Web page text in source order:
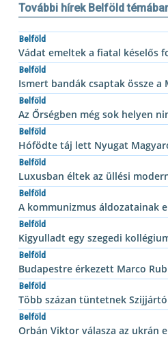
További hírek Belföld
Belföld
Vádat emeltek a fiatal késelős
Belföld
Ismert bandák csaptak össze a
Belföld
Az Őrségben még sok helyen
Belföld
Hófödte táj lett Nyugat
Belföld
Luxusban éltek az üllési
Belföld
A kommunizmus áldozatainak
Belföld
Kigyulladt egy szegedi
Belföld
Budapestre érkezett Marco
Belföld
Több százan tüntetnek
Belföld
Orbán Viktor válasza az ukrán